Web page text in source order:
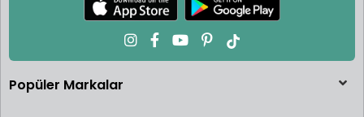
Popüler Markalar